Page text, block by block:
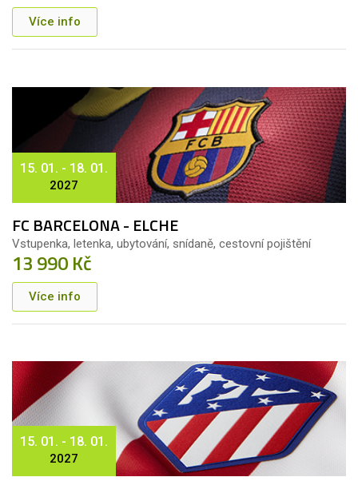
Více info
15. 01. - 18. 01.
2027
FC BARCELONA - ELCHE
Vstupenka, letenka, ubytování, snídaně, cestovní pojištění
13 990 Kč
Více info
15. 01. - 18. 01.
2027